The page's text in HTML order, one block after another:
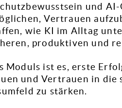
und
Vertrauen
wie KI im Alltag
produktiven und
Moduls ist es, erste
und Vertrauen in
zu stärken.